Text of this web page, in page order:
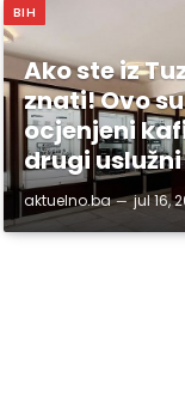
BIH
Ako ste iz
znati! Ovo
ocjenjeni
drugi
aktuelno.ba jul 16,